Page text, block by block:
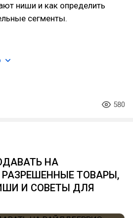
ниши и как определить
сегменты.
580
НА
ТОВАРЫ,
И СОВЕТЫ ДЛЯ